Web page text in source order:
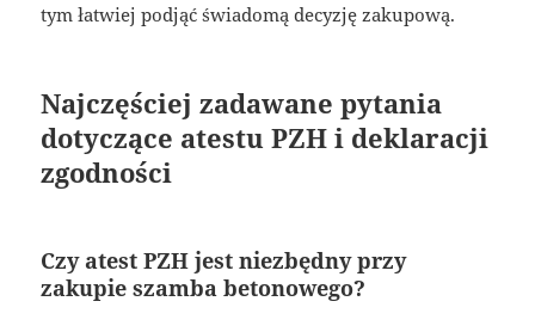
tym łatwiej podjąć świadomą decyzję zakupową.
Najczęściej zadawane pytania
dotyczące atestu PZH i deklaracji
zgodności
Czy atest PZH jest niezbędny przy
zakupie szamba betonowego?